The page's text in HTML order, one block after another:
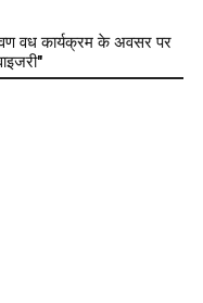
वध कार्यक्रम के अवसर पर